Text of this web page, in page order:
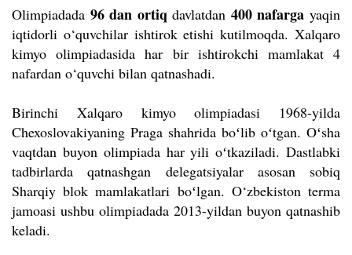
Olimpiadada 96 dan ortiq davlatdan 400 nafarga yaqin
iqtidorli o‘quvchilar ishtirok etishi kutilmoqda. Xalqaro
kimyo olimpiadasida har bir ishtirokchi mamlakat 4
nafardan o‘quvchi bilan qatnashadi.
Birinchi Xalqaro kimyo olimpiadasi 1968-yilda
Chexoslovakiyaning Praga shahrida boʻlib oʻtgan. Oʻsha
vaqtdan buyon olimpiada har yili oʻtkaziladi. Dastlabki
tadbirlarda qatnashgan delegatsiyalar asosan sobiq
Sharqiy blok mamlakatlari boʻlgan. O‘zbekiston terma
jamoasi ushbu olimpiadada 2013-yildan buyon qatnashib
keladi.